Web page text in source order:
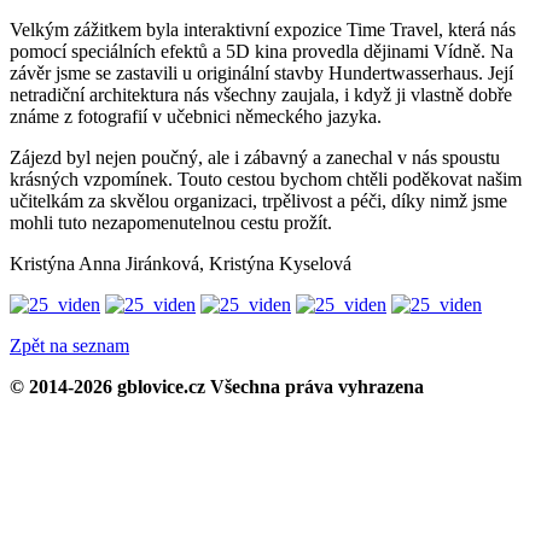
Velkým zážitkem byla interaktivní expozice Time Travel, která nás
pomocí speciálních efektů a 5D kina provedla dějinami Vídně. Na
závěr jsme se zastavili u originální stavby Hundertwasserhaus. Její
netradiční architektura nás všechny zaujala, i když ji vlastně dobře
známe z fotografií v učebnici německého jazyka.
Zájezd byl nejen poučný, ale i zábavný a zanechal v nás spoustu
krásných vzpomínek. Touto cestou bychom chtěli poděkovat našim
učitelkám za skvělou organizaci, trpělivost a péči, díky nimž jsme
mohli tuto nezapomenutelnou cestu prožít.
Kristýna Anna Jiránková, Kristýna Kyselová
Zpět na seznam
© 2014-2026 gblovice.cz Všechna práva vyhrazena